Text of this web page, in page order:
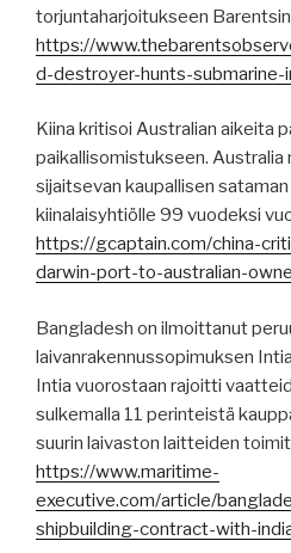
torjuntaharjoitukseen
https://
d-destroyer-hunts-
Kiina kritisoi Australian aikeita
paikallisomistukseen.
sijaitsevan kaupallisen
kiinalaisyhtiölle 99 vuodeksi
https://gcaptain.com/china-
darwin-port-to-australian-
Bangladesh on ilmoittanut
laivanrakennussopimuksen
Intia vuorostaan rajoitti
sulkemalla 11 perinteistä
suurin laivaston laitteiden
https://www.maritime-
executive.com/article/
shipbuilding-contract-with-